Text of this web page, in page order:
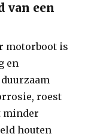
van een
motorboot is
en
roest
minder
houten